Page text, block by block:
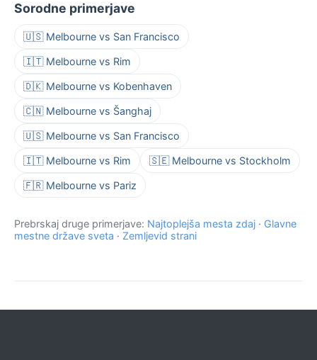
Sorodne primerjave
🇺🇸 Melbourne vs San Francisco
🇮🇹 Melbourne vs Rim
🇩🇰 Melbourne vs Kobenhaven
🇨🇳 Melbourne vs Šanghaj
🇺🇸 Melbourne vs San Francisco
🇮🇹 Melbourne vs Rim 🇸🇪 Melbourne vs Stockholm
🇫🇷 Melbourne vs Pariz
Prebrskaj druge primerjave: Najtoplejša mesta zdaj · Glavne
mestne države sveta · Zemljevid strani